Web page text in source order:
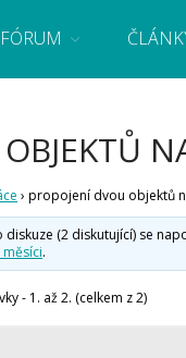
se základy
FÓRUM
› propojení dvou objektů
(2 diskutující) se
.
- 1. až 2. (celkem z 2)